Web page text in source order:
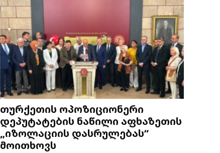
თურქეთის ოპოზიციონერი
დეპუტატების ნაწილი აფხაზეთის
„იზოლაციის დასრულებას“
მოითხოვს